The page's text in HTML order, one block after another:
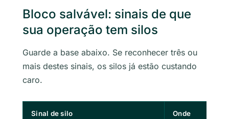
Bloco salvável: sinais de que
sua operação tem silos
Guarde a base abaixo. Se reconhecer três ou
mais destes sinais, os silos já estão custando
caro.
Sinal de silo
Onde